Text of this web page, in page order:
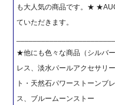
も大人気の商品です。★
ていただきます。
★他にも色々な商品（シルバ
レス、淡水パールアクセサリ
ト・天然石パワーストーンブ
ス、ブルームーンストー